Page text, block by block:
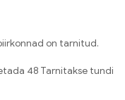
on tarnitud.
48 Tarnitakse tundi